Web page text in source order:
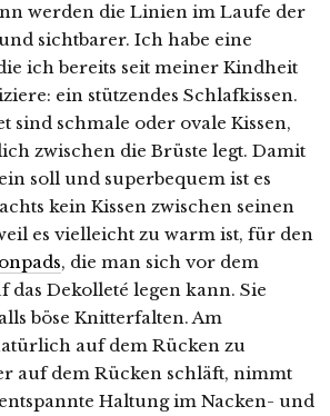
werden die Linien im Laufe der
sichtbarer. Ich habe eine
ich bereits seit meiner Kindheit
ein stützendes Schlafkissen.
sind schmale oder ovale Kissen,
zwischen die Brüste legt. Damit
soll und superbequem ist es
kein Kissen zwischen seinen
es vielleicht zu warm ist, für den
, die man sich vor dem
das Dekolleté legen kann. Sie
böse Knitterfalten. Am
auf dem Rücken zu
auf dem Rücken schläft, nimmt
Haltung im Nacken- und